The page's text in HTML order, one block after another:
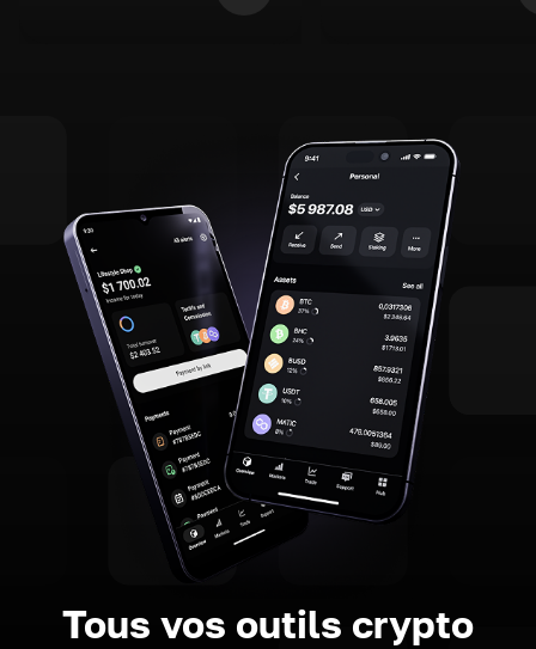
Tous vos outils crypto